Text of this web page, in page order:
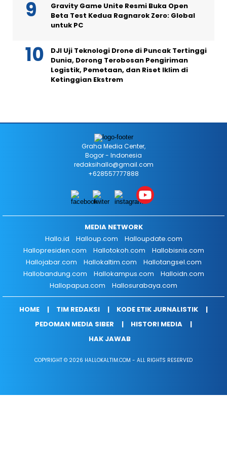
Gravity Game Unite Resmi Buka Open
Beta Test Kedua Ragnarok Zero: Global
untuk PC
DJI Uji Teknologi Drone di Puncak Tertinggi
Dunia, Dorong Terobosan Pengiriman
Logistik, Pemetaan, dan Riset Iklim di
Ketinggian Ekstrem
Graha Media Center,
Bogor - Indonesia
redaksihallo@gmail.com
+628557777888
MEDIA NETWORK
Hallo.id
Halloup.com
Halloupdate.com
Hallopresiden.com
Hallotokoh.com
Hallobisnis.com
Hallojabar.com
Hallokaltim.com
Hallotangsel.com
Hallobandung.com
Hallokampus.com
Halloidn.com
Hallopapua.com
Hallosurabaya.com
HOME TIM REDAKSI
KODE ETIK JURNALISTIK
PEDOMAN MEDIA SIBER
HISTORI MEDIA
HAK JAWAB
COPYRIGHT © 2026 HALLOKALTIM.COM - ALL RIGHTS RESERVED